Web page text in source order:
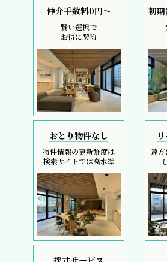
仲介手数料0円～
賢い選択で
お得に契約
初
おとり物件なし
物件情報の更新鮮度は
検索サイトでは高水準
遠方